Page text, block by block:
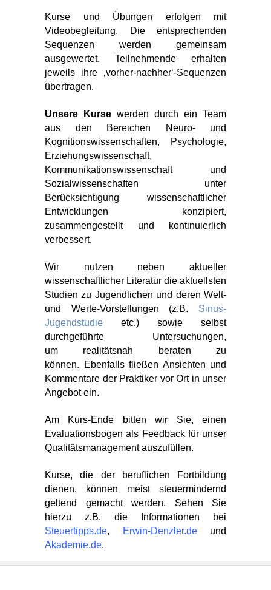
Kurse und Übungen erfolgen mit
Videobegleitung. Die entsprechenden
Sequenzen werden gemeinsam
ausgewertet. Teilnehmende erhalten
jeweils ihre ‚vorher-nachher‘-Sequenzen
übertragen.
Unsere Kurse werden durch ein Team
aus den Bereichen Neuro- und
Kognitionswissenschaften, Psychologie,
Erziehungswissenschaft,
Kommunikationswissenschaft und
Sozialwissenschaften unter
Berücksichtigung wissenschaftlicher
Entwicklungen konzipiert,
zusammengestellt und kontinuierlich
verbessert.
Wir nutzen neben aktueller
wissenschaftlicher Literatur die aktuellsten
Studien zu Jugendlichen und deren Welt-
und Werte-Vorstellungen (z.B. Sinus-
Jugendstudie etc.) sowie selbst
durchgeführte Untersuchungen,
um realitätsnah beraten zu
können. Ebenfalls fließen Ansichten und
Kommentare der Praktiker vor Ort in unser
Angebot ein.
Am Kurs-Ende bitten wir Sie, einen
Evaluationsbogen als Feedback für unser
Qualitätsmanagement auszufüllen.
Kurse, die der beruflichen Fortbildung
dienen, können meist steuermindernd
geltend gemacht werden. Sehen Sie
hierzu z.B. die Informationen bei
Steuertipps.de, Erwin-Denzler.deund
Akademie.de.